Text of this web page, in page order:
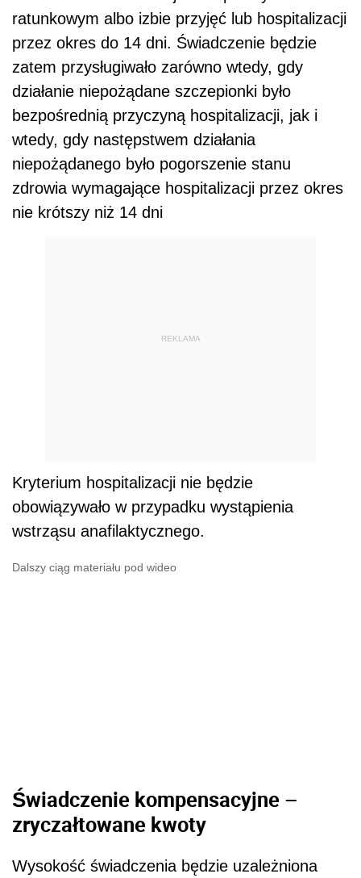
ratunkowym a lbo izbie przyjęć lub hospitalizacji
przez okres do 14 dni. Świadczenie będzie
zatem przysługiwało zarówno wtedy, gdy
działanie niepożądane szczepionki było
bezpośrednią przyczyną hospitalizacji, jak i
wtedy, gdy następstwem działania
niepożądanego było pogorszenie stanu
zdrowia wymagające hospitalizacji przez okres
nie krótszy niż 14 dni
REKLAMA
Kryterium hospitalizacji nie będzie
obowiązywało w przypadku wystąpienia
wstrząsu anafilaktycznego.
Dalszy ciąg materiału pod wideo
Świadczenie kompensacyjne –
zryczałtowane kwoty
Wysokość świadczenia będzie uzależniona